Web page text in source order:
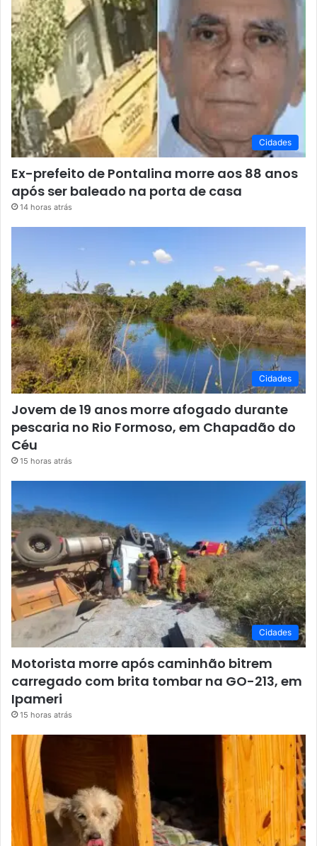
Cidades
Ex-prefeito de Pontalina morre aos 88 anos
após ser baleado na porta de casa
14 horas atrás
Cidades
Jovem de 19 anos morre afogado durante
pescaria no Rio Formoso, em Chapadão do
Céu
15 horas atrás
Cidades
Motorista morre após caminhão bitrem
carregado com brita tombar na GO-213, em
Ipameri
15 horas atrás